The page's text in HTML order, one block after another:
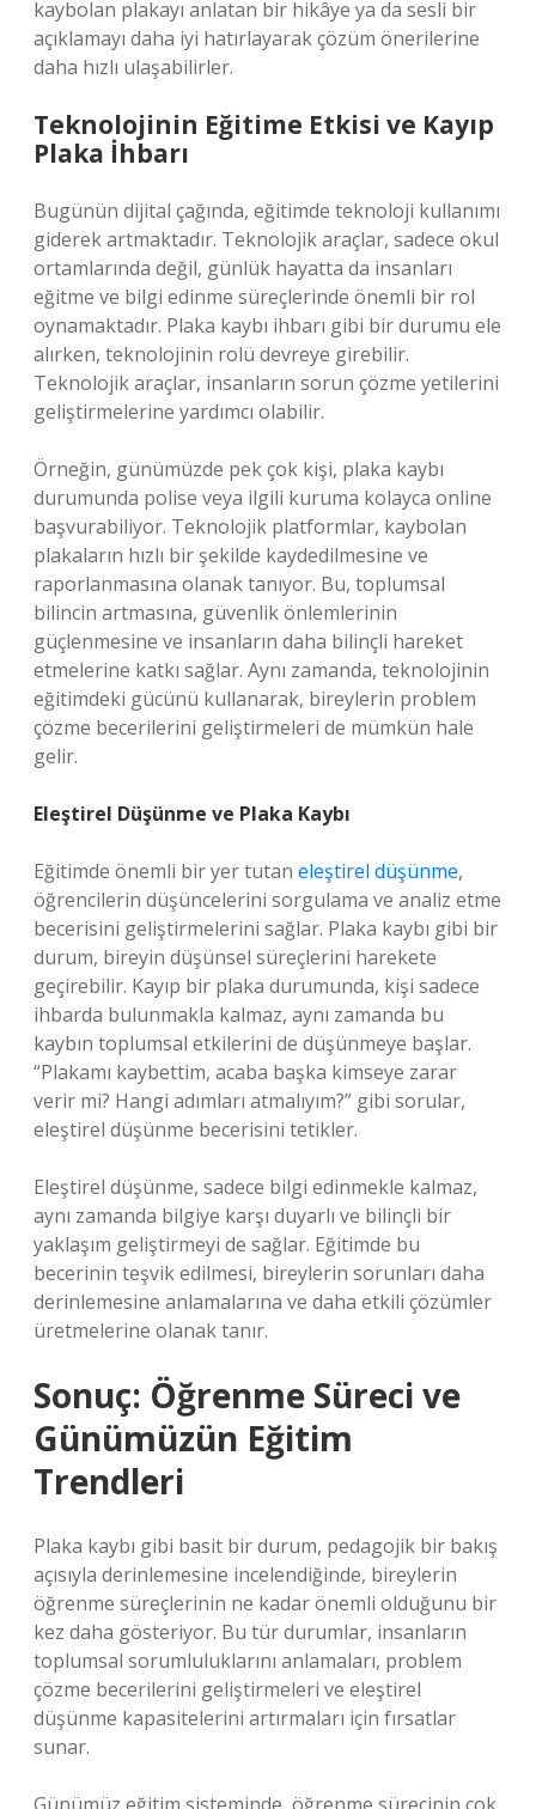
kaybolan plakayı anlatan bir hikâye ya da sesli bir
açıklamayı daha iyi hatırlayarak çözüm önerilerine
daha hızlı ulaşabilirler.
Teknolojinin Eğitime Etkisi ve Kayıp
Plaka İhbarı
Bugünün dijital çağında, eğitimde teknoloji kullanımı
giderek artmaktadır. Teknolojik araçlar, sadece okul
ortamlarında değil, günlük hayatta da insanları
eğitme ve bilgi edinme süreçlerinde önemli bir rol
oynamaktadır. Plaka kaybı ihbarı gibi bir durumu ele
alırken, teknolojinin rolü devreye girebilir.
Teknolojik araçlar, insanların sorun çözme yetilerini
geliştirmelerine yardımcı olabilir.
Örneğin, günümüzde pek çok kişi, plaka kaybı
durumunda polise veya ilgili kuruma kolayca online
başvurabiliyor. Teknolojik platformlar, kaybolan
plakaların hızlı bir şekilde kaydedilmesine ve
raporlanmasına olanak tanıyor. Bu, toplumsal
bilincin artmasına, güvenlik önlemlerinin
güçlenmesine ve insanların daha bilinçli hareket
etmelerine katkı sağlar. Aynı zamanda, teknolojinin
eğitimdeki gücünü kullanarak, bireylerin problem
çözme becerilerini geliştirmeleri de mümkün hale
gelir.
Eleştirel Düşünme ve Plaka Kaybı
Eğitimde önemli bir yer tutan eleştirel düşünme,
öğrencilerin düşüncelerini sorgulama ve analiz etme
becerisini geliştirmelerini sağlar. Plaka kaybı gibi bir
durum, bireyin düşünsel süreçlerini harekete
geçirebilir. Kayıp bir plaka durumunda, kişi sadece
ihbarda bulunmakla kalmaz, aynı zamanda bu
kaybın toplumsal etkilerini de düşünmeye başlar.
“Plakamı kaybettim, acaba başka kimseye zarar
verir mi? Hangi adımları atmalıyım?” gibi sorular,
eleştirel düşünme becerisini tetikler.
Eleştirel düşünme, sadece bilgi edinmekle kalmaz,
aynı zamanda bilgiye karşı duyarlı ve bilinçli bir
yaklaşım geliştirmeyi de sağlar. Eğitimde bu
becerinin teşvik edilmesi, bireylerin sorunları daha
derinlemesine anlamalarına ve daha etkili çözümler
üretmelerine olanak tanır.
Sonuç: Öğrenme Süreci ve
Günümüzün Eğitim
Trendleri
Plaka kaybı gibi basit bir durum, pedagojik bir bakış
açısıyla derinlemesine incelendiğinde, bireylerin
öğrenme süreçlerinin ne kadar önemli olduğunu bir
kez daha gösteriyor. Bu tür durumlar, insanların
toplumsal sorumluluklarını anlamaları, problem
çözme becerilerini geliştirmeleri ve eleştirel
düşünme kapasitelerini artırmaları için fırsatlar
sunar.